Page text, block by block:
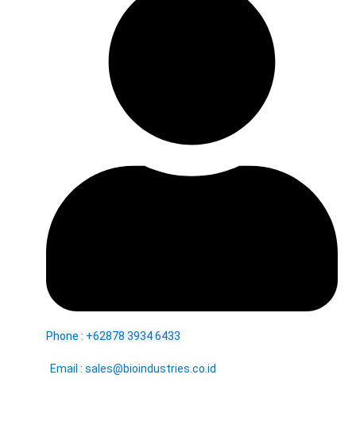
Phone : +62878 3934 6433
Email : sales@bioindustries.co.id